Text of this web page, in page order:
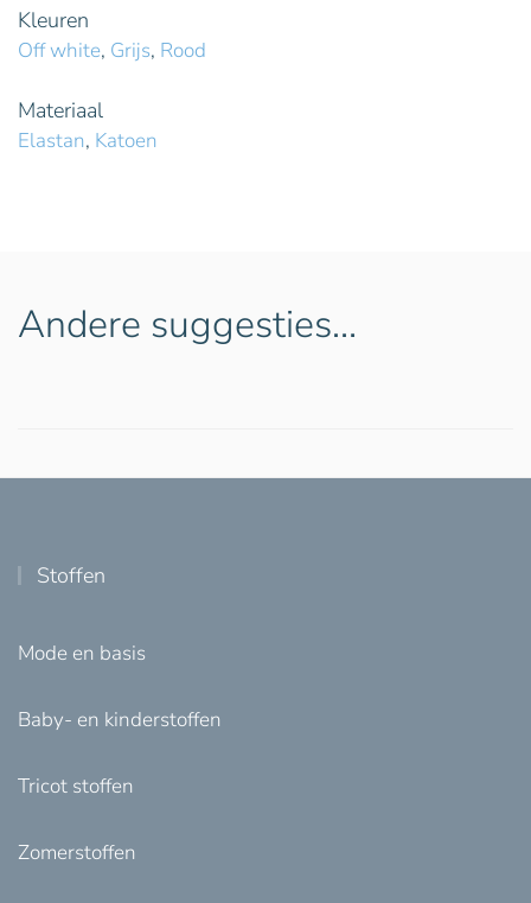
Kleuren
Off white, Grijs, Rood
Materiaal
Elastan, Katoen
Andere suggesties…
Stoffen
Mode en basis
Baby- en kinderstoffen
Tricot stoffen
Zomerstoffen